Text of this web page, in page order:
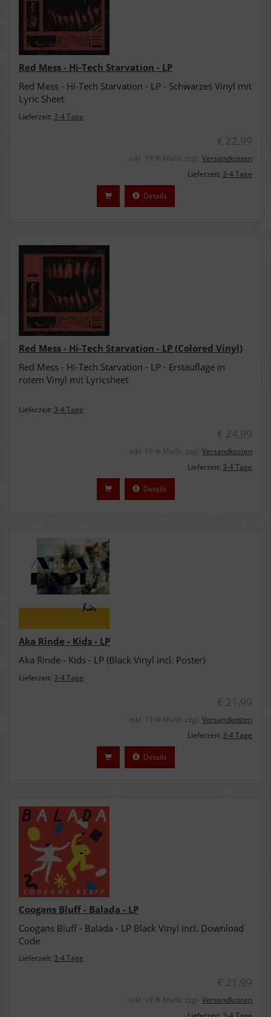
Red Mess - Hi-Tech Starvation - LP
Red Mess - Hi-Tech Starvation - LP - Schwarzes Vinyl mit
Lyric Sheet
Lieferzeit: 3-4 Tage
€ 22,99
inkl. 19 % MwSt. zzgl. Versandkosten
Lieferzeit: 3-4 Tage
Details
Red Mess - Hi-Tech Starvation - LP (Colored Vinyl)
Red Mess - Hi-Tech Starvation - LP - Erstauflage in
rotem Vinyl mit Lyricsheet
Lieferzeit: 3-4 Tage
€ 24,99
inkl. 19 % MwSt. zzgl. Versandkosten
Lieferzeit: 3-4 Tage
Details
Aka Rinde - Kids - LP
Aka Rinde - Kids - LP (Black Vinyl incl. Poster)
Lieferzeit: 3-4 Tage
€ 21,99
inkl. 19 % MwSt. zzgl. Versandkosten
Lieferzeit: 3-4 Tage
Details
Coogans Bluff - Balada - LP
Coogans Bluff - Balada - LP Black Vinyl incl. Download
Code
Lieferzeit: 3-4 Tage
€ 21,99
inkl. 19 % MwSt. zzgl. Versandkosten